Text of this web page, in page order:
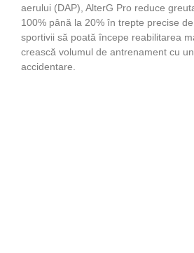
aerului (DAP), AlterG Pro reduce
100% până la 20% în trepte precise
sportivii să poată începe reabilitarea
crească volumul de antrenament cu
accidentare.